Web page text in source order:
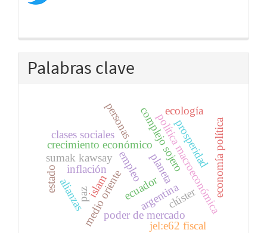
Palabras clave
complejo sojero
argentina
medio oriente
islam
crecimiento económico
inflación política macroeconómica
economía política
poder de mercado
empleo
ecuador
sumak kawsay
clases sociales
estado
personas
planetaprosperidad
paz
alianzas clúster
jel:e62 fiscal
ecología